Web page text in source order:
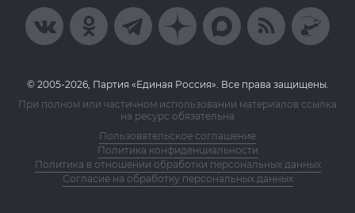
© 2005-2026, Партия «Единая Россия». Все права защищены.
При полном или частичном использовании материалов ссылка
на ресурс обязательна
Пользовательское соглашение
Политика конфиденциальности
Политика в отношении обработки персональных данных
Согласие на обработку персональных данных